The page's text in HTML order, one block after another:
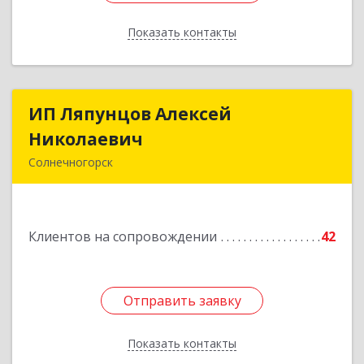
Показать контакты
Назад
ИП Ляпунцов Алексей
Николаевич
Солнечногорск
Клиентов на сопровождении 42
Отправить заявку
Показать контакты
ИП Ляпунцов Алексей
Отправить заявку
Назад